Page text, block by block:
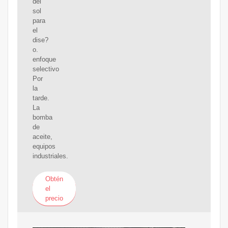
sol
para
el
dise?
o.
enfoque
selectivo
Por
la
tarde.
La
bomba
de
aceite,
equipos
industriales.
Obtén
el
precio